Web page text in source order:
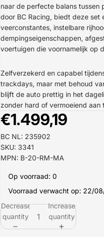
naar de perfecte balans tussen
door BC Racing, biedt deze set
veerconstantes, instelbare
dempingseigenschappen,
voertuigen die voornamelijk op
Zelfverzekerd en capabel
trackdays, maar met behoud
blijft de auto prettig in het
zonder hard of vermoeiend aan
€1.499,19
BC NL: 235902
SKU: 3341
MPN: B-20-RM-MA
Op voorraad: 0
Voorraad verwacht op: 22/
Decrease
quantity
Increase
quantity